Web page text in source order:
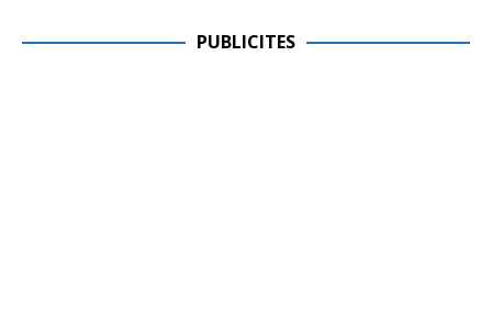
PUBLICITES